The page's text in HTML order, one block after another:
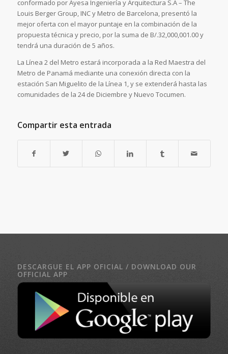
conformado por Ayesa Ingeniería y Arquitectura S.A – The
Louis Berger Group, INC y Metro de Barcelona, presentó la
mejor oferta con el mayor puntaje en la combinación de la
propuesta técnica y precio, por la suma de B/.32,000,001.00 y
tendrá una duración de 5 años.
La Línea 2 del Metro estará incorporada a la Red Maestra del
Metro de Panamá mediante una conexión directa con la
estación San Miguelito de la Línea 1, y se extenderá hasta las
comunidades de la 24 de Diciembre y Nuevo Tocumen.
Compartir esta entrada
DESCARGUE EL APP OFICIAL / DOWNLOAD OUR
OFFICIAL APP